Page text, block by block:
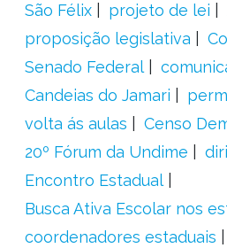
São Félix
projeto de lei
proposição legislativa
Senado Federal
Candeias do Jamari
volta ás aulas
Censo
20º Fórum da Undime
Encontro Estadual
Busca Ativa Escolar nos
coordenadores estaduais